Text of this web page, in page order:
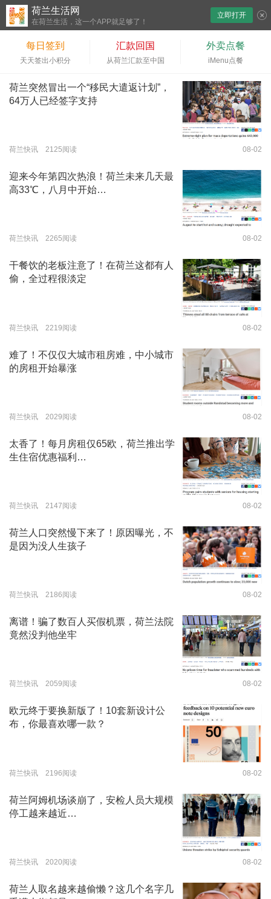
荷兰生活网
在荷兰生活，这一个APP就足够了！
立即打开
每日签到
天天签出小积分
汇款回国
从荷兰汇款至中国
外卖点餐
iMenu点餐
荷兰突然冒出一个“移民大遣返计划”，
64万人已经签字支持
荷兰快讯 2125阅读 08-02
迎来今年第四次热浪！荷兰未来几天最
高33℃，八月中开始…
荷兰快讯 2265阅读 08-02
干餐饮的老板注意了！在荷兰这都有人
偷，全过程很淡定
荷兰快讯 2219阅读 08-02
难了！不仅仅大城市租房难，中小城市
的房租开始暴涨
荷兰快讯 2029阅读 08-02
太香了！每月房租仅65欧，荷兰推出学
生住宿优惠福利…
荷兰快讯 2147阅读 08-02
荷兰人口突然慢下来了！原因曝光，不
是因为没人生孩子
荷兰快讯 2186阅读 08-02
离谱！骗了数百人买假机票，荷兰法院
竟然没判他坐牢
荷兰快讯 2059阅读 08-02
欧元终于要换新版了！10套新设计公
布，你最喜欢哪一款？
荷兰快讯 2196阅读 08-02
荷兰阿姆机场谈崩了，安检人员大规模
停工越来越近…
荷兰快讯 2020阅读 08-02
荷兰人取名越来越偷懒？这几个名字几